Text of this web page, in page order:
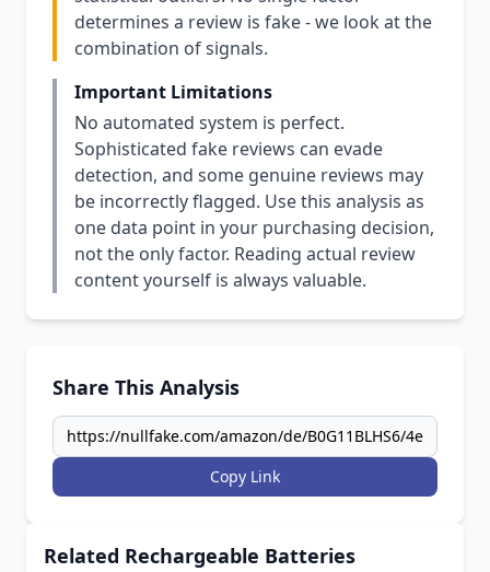
determines a review is fake - we look at the
combination of signals.
Important Limitations
No automated system is perfect.
Sophisticated fake reviews can evade
detection, and some genuine reviews may
be incorrectly flagged. Use this analysis as
one data point in your purchasing decision,
not the only factor. Reading actual review
content yourself is always valuable.
Share This Analysis
Copy Link
Related Rechargeable Batteries